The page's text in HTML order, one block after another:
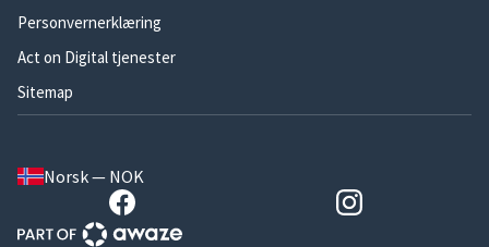
Personvernerklæring
Act on Digital tjenester
Sitemap
Norsk — NOK